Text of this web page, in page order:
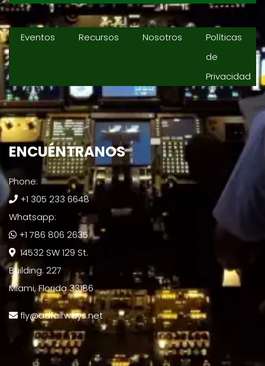
Eventos Recursos Nosotros
Políticas
de
Privacidad
ENCUÉNTRANOS​
Phone:
+1 305 233 6648
Whatsapp:
+1 786 806 2635
14532 SW 129 St.
Building: 227
Miami, Florida 33186
fly@adfairways.net